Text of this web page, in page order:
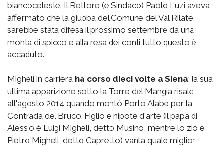
biancoceleste. Il Rettore (e Sindaco) Paolo Luzi aveva
affermato che la giubba del Comune del Val Rilate
sarebbe stata difesa il prossimo settembre da una
monta di spicco e alla resa dei conti tutto questo è
accaduto.
Migheli in carriera ha corso dieci volte a Siena; la sua
ultima apparizione sotto la Torre del Mangia risale
all'agosto 2014 quando montò Porto Alabe per la
Contrada del Bruco. Figlio e nipote d'arte (il papà di
Alessio è Luigi Migheli, detto Musino, mentre lo zio è
Pietro Migheli, detto Capretto) vanta quale miglior